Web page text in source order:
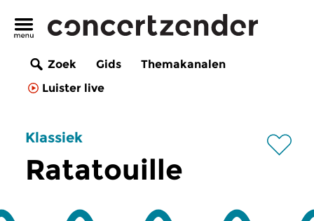
Zoek Gids
Themakanalen
Luister live
Klassiek
Ratatouille